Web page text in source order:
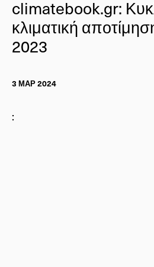
climatebook.gr:
κλιματική
2023
3 ΜΑΡ 2024
: